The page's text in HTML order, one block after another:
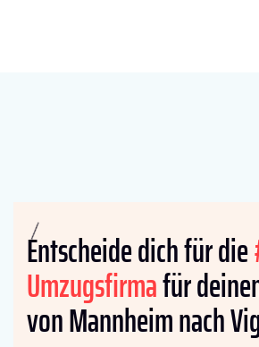
Entscheide dich für die
Umzugsfirmafür
von Mannheim nach